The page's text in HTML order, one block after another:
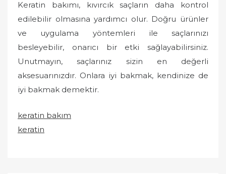
Keratin bakımı, kıvırcık saçların daha kontrol
edilebilir olmasına yardımcı olur. Doğru ürünler
ve uygulama yöntemleri ile saçlarınızı
besleyebilir, onarıcı bir etki sağlayabilirsiniz.
Unutmayın, saçlarınız sizin en değerli
aksesuarınızdır. Onlara iyi bakmak, kendinize de
iyi bakmak demektir.
keratin bakım
keratin